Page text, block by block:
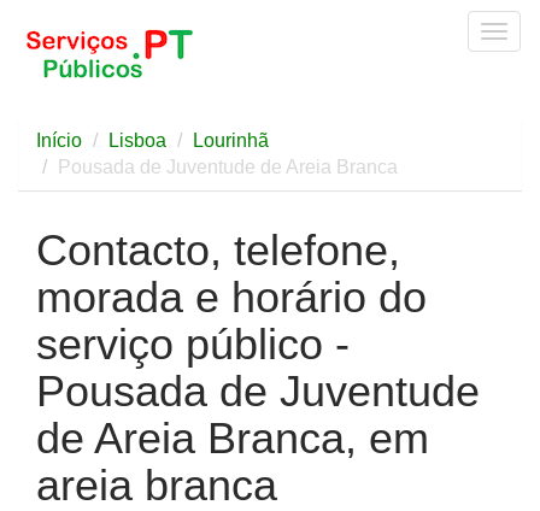
Início Lisboa
Lourinhã
Pousada de Juventude de Areia Branca
Contacto, telefone,
morada e horário do
serviço público -
Pousada de Juventude
de Areia Branca, em
areia branca